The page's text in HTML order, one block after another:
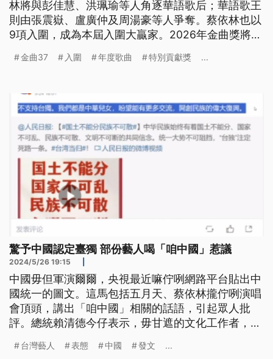
林將與彭佳慧、洪珮瑜等人角逐華語歌后；華語歌王
則由張震嶽、盧廣仲及周湯豪等人爭奪。蔡依林也以
9項入圍，成為本屆入圍大贏家。2026年金曲獎將於
金曲37 入圍 年度歌曲 特別貢獻獎 ...
驚予中國認定臺獨 部份藝人喝「咱中國」惹議
2024/5/26 19:15
中國毋但軍演爾爾，央視最近嘛佇咧網路平台貼出中
國統一的圖文。這馬包括五月天、蔡依林攏佇咧演唱
會頂頭，講出「咱中國」相關的話語，引起眾人批
評。總統賴清德今仔表示，毋甘遮的文化工作者，去
當諒解。（這條新聞導言、標題是台語文。）
台灣藝人 表態 中國 發文 ...